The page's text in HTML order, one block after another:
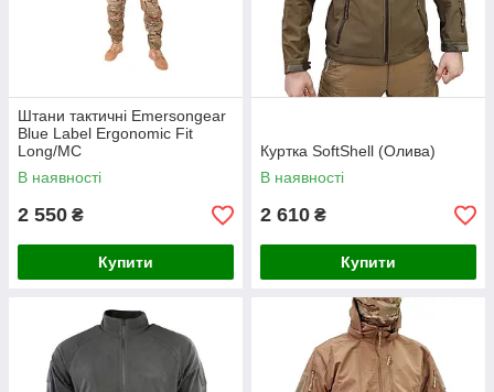
Штани тактичні Emersongear
Blue Label Ergonomic Fit
Long/MC
В наявності
2 550 ₴
Купити
Куртка SoftShell (Олива)
В наявності
2 610 ₴
Купити